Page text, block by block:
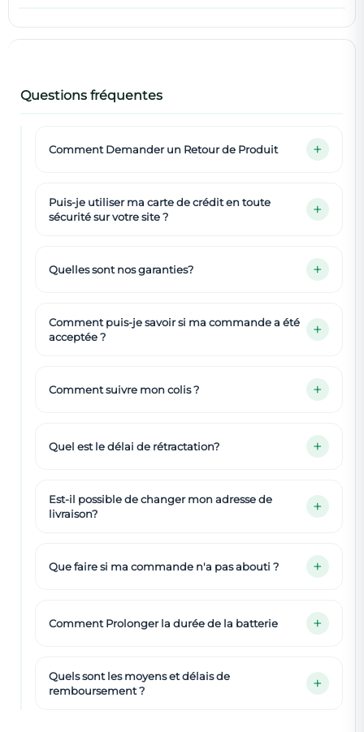
Questions fréquentes
Comment Demander un Retour de Produit
Puis-je utiliser ma carte de crédit en toute
sécurité sur votre site ?
Quelles sont nos garanties?
Comment puis-je savoir si ma commande a été
acceptée ?
Comment suivre mon colis ?
Quel est le délai de rétractation?
Est-il possible de changer mon adresse de
livraison?
Que faire si ma commande n'a pas abouti ?
Comment Prolonger la durée de la batterie
Quels sont les moyens et délais de
remboursement ?